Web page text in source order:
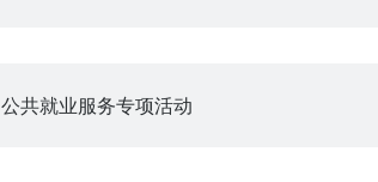
公共就业服务专项活动